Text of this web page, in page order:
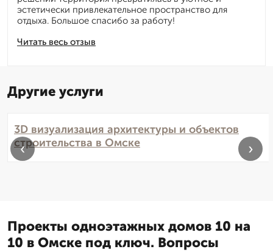
Читать весь отзыв
эстетически привлекательное пространство для
отдыха. Большое спасибо за работу!
Другие услуги
3D визуализация архитектуры и объектов
строительства в Омске
‹ ›
Проекты одноэтажных домов 10 на
10 в Омске под ключ. Вопросы